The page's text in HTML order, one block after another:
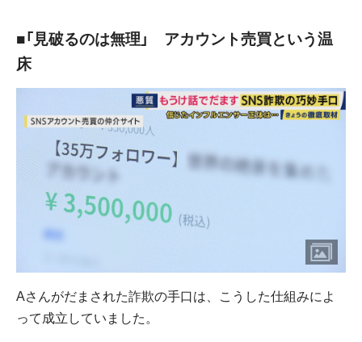
■「見破るのは無理」 アカウント売買という温
床
Aさんがだまされた詐欺の手口は、こうした仕組みによ
って成立していました。